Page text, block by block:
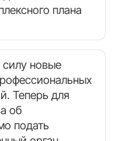
плана
силу новые
Теперь для
об
подать